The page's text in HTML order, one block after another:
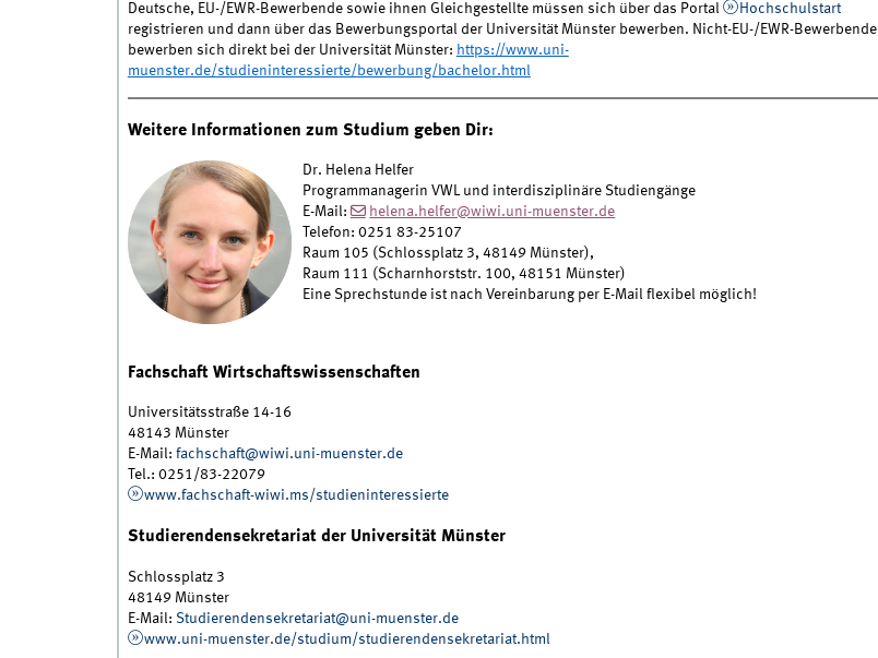
Deutsche, EU-/EWR-Bewerbende sowie ihnen Gleichgestellte müssen sich über das Portal
Hochschulstart
registrieren und dann über das Bewerbungsportal der Universität Münster bewerben. Nicht-EU-/EWR-Bewerbende
bewerben sich direkt bei der Universität Münster: https://www.uni-
muenster.de/studieninteressierte/bewerbung/bachelor.html
Weitere Informationen zum Studium geben Dir:
Dr. Helena Helfer
Programmanagerin VWL und interdisziplinäre Studiengänge
E-Mail:
helena.helfer@wiwi.uni-muenster.de
Telefon: 0251 83-25107
Raum 105 (Schlossplatz 3, 48149 Münster),
Raum 111 (Scharnhorststr. 100, 48151 Münster)
Eine Sprechstunde ist nach Vereinbarung per E-Mail flexibel möglich!
Fachschaft Wirtschaftswissenschaften
Universitätsstraße 14-16
48143 Münster
E-Mail: fachschaft@wiwi.uni-muenster.de
Tel.: 0251/83-22079
www.fachschaft-wiwi.ms/studieninteressierte
Studierendensekretariat der Universität Münster
Schlossplatz 3
48149 Münster
E-Mail: Studierendensekretariat@uni-muenster.de
www.uni-muenster.de/studium/studierendensekretariat.html